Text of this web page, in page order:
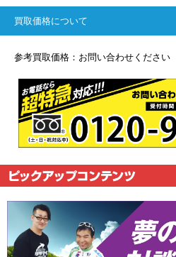
買取価格について
参考買取価格：お問い合わせください